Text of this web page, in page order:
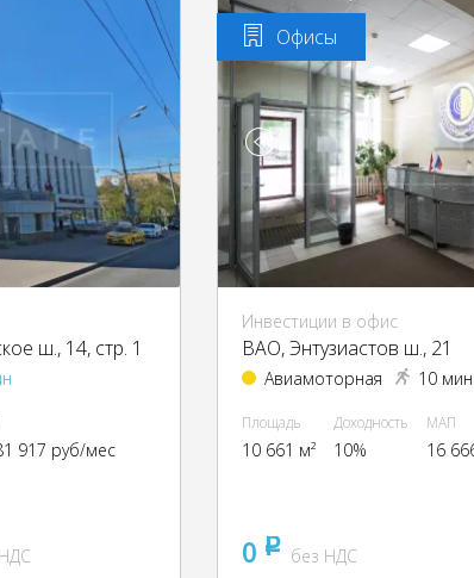
ш., 14, стр. 1
917 руб/мес
Офисы
Инвестиции в офис
ВАО, Энтузиастов ш., 21
Авиамоторная 10 мин
Площадь
10 661 м²
Доходность
10%
МАП
16
0 pуббез НДС